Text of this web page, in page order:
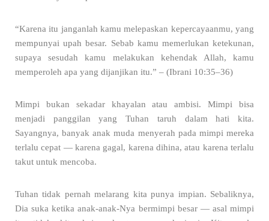
“Karena itu janganlah kamu melepaskan kepercayaanmu, yang
mempunyai upah besar. Sebab kamu memerlukan ketekunan,
supaya sesudah kamu melakukan kehendak Allah, kamu
memperoleh apa yang dijanjikan itu.” – (Ibrani 10:35–36)
Mimpi bukan sekadar khayalan atau ambisi. Mimpi bisa
menjadi panggilan yang Tuhan taruh dalam hati kita.
Sayangnya, banyak anak muda menyerah pada mimpi mereka
terlalu cepat — karena gagal, karena dihina, atau karena terlalu
takut untuk mencoba.
Tuhan tidak pernah melarang kita punya impian. Sebaliknya,
Dia suka ketika anak-anak-Nya bermimpi besar — asal mimpi